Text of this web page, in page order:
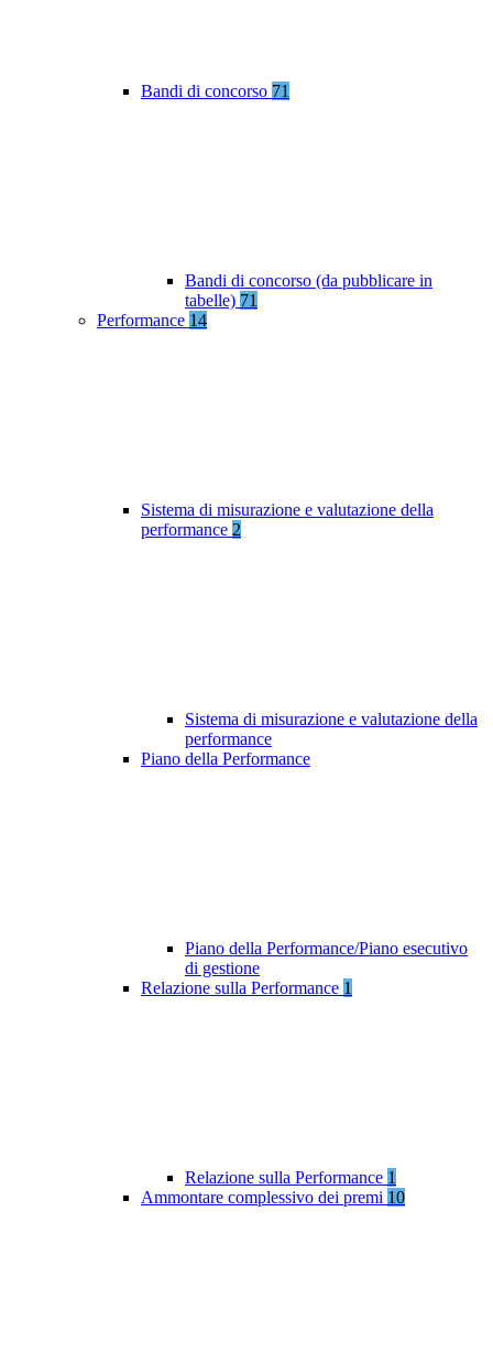
Bandi di concorso 71
Bandi di concorso (da pubblicare in
tabelle) 71
Performance 14
Sistema di misurazione e valutazione della
performance 2
Sistema di misurazione e valutazione della
performance
Piano della Performance
Piano della Performance/Piano esecutivo
di gestione
Relazione sulla Performance 1
Relazione sulla Performance 1
Ammontare complessivo dei premi 10